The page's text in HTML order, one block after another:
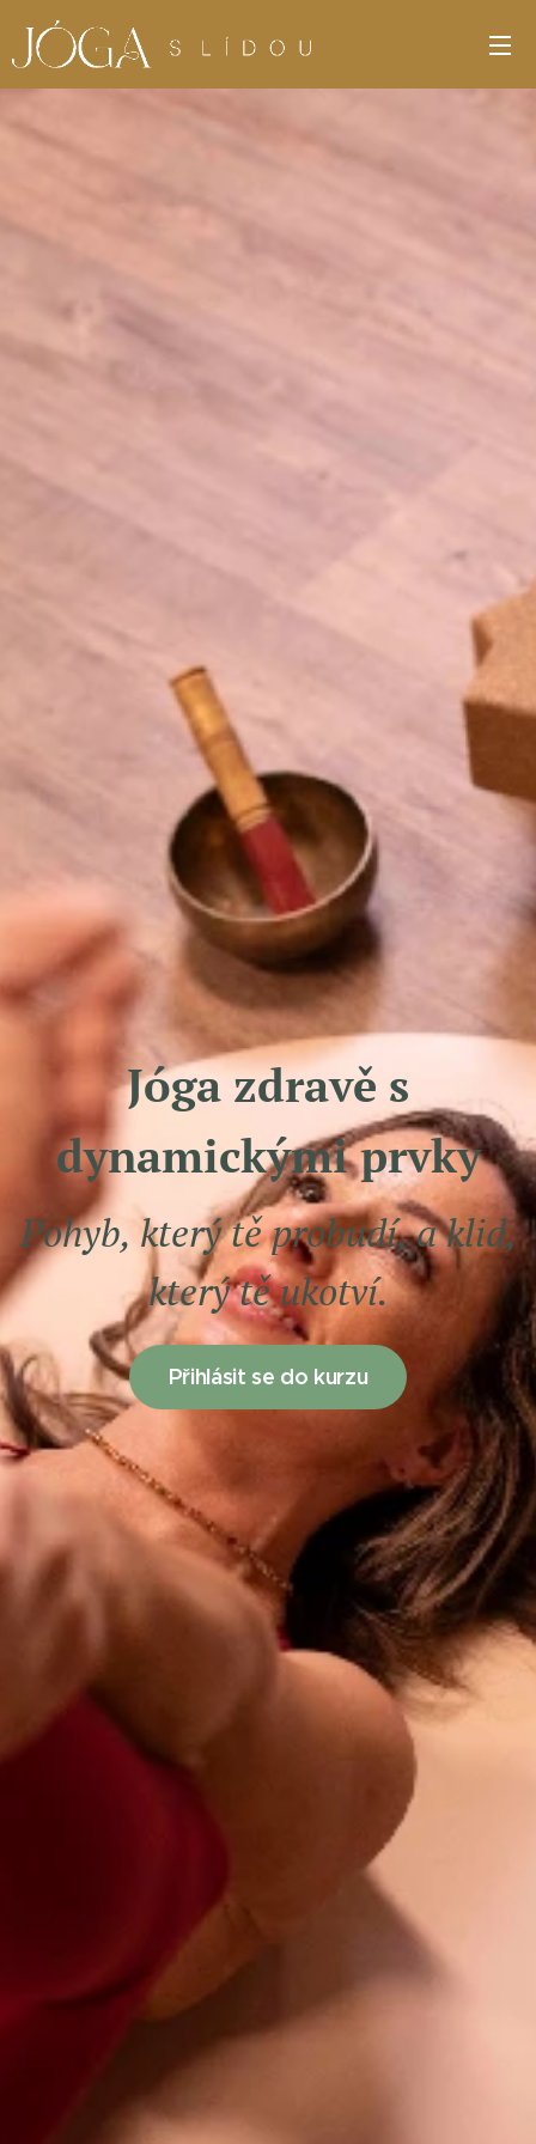
Jóga zdravě s
dynamickými prvky
Pohyb, který tě probudí, a klid,
který tě ukotví.
Přihlásit se do kurzu